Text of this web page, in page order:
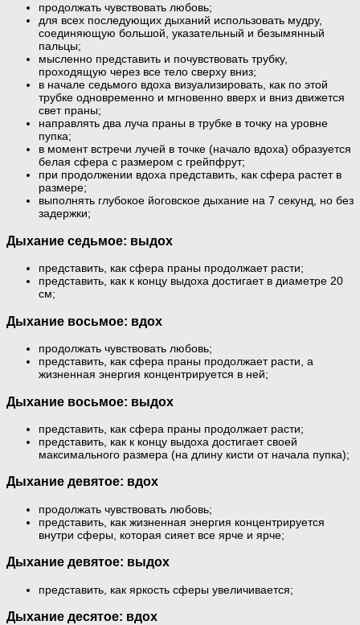
продолжать чувствовать любовь;
для всех последующих дыханий использовать мудру,
соединяющую большой, указательный и безымянный
пальцы;
мысленно представить и почувствовать трубку,
проходящую через все тело сверху вниз;
в начале седьмого вдоха визуализировать, как по этой
трубке одновременно и мгновенно вверх и вниз движется
свет праны;
направлять два луча праны в трубке в точку на уровне
пупка;
в момент встречи лучей в точке (начало вдоха) образуется
белая сфера с размером с грейпфрут;
при продолжении вдоха представить, как сфера растет в
размере;
выполнять глубокое йоговское дыхание на 7 секунд, но без
задержки;
Дыхание седьмое: выдох
представить, как сфера праны продолжает расти;
представить, как к концу выдоха достигает в диаметре 20
см;
Дыхание восьмое: вдох
продолжать чувствовать любовь;
представить, как сфера праны продолжает расти, а
жизненная энергия концентрируется в ней;
Дыхание восьмое: выдох
представить, как сфера праны продолжает расти;
представить, как к концу выдоха достигает своей
максимального размера (на длину кисти от начала пупка);
Дыхание девятое: вдох
продолжать чувствовать любовь;
представить, как жизненная энергия концентрируется
внутри сферы, которая сияет все ярче и ярче;
Дыхание девятое: выдох
представить, как яркость сферы увеличивается;
Дыхание десятое: вдох